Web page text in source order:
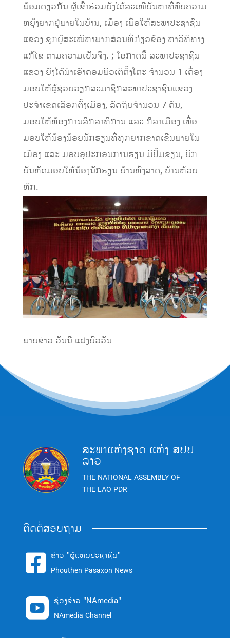
ພ້ອມດຽວກັນ ຜູ້ເຂົ້າຮ່ວມຍັງໄດ້ສະເໜີບັນຫາທີ່ພົບຄວາມ
ຫຍຸ້ງຍາກຢູ່ພາຍໃນບ້ານ, ເມືອງ ເພື່ອໃຫ້ສະພາປະຊາຊົນ
ແຂວງ ຊຸກຍູ້ສະເໜີຫາພາກສ່ວນທີ່ກ່ຽວຂ້ອງ ຫາວິທີທາງ
ແກ້ໄຂ ຕາມຄວາມເປັນຈິງ. ; ໂອກາດນີ້ ສະພາປະຊາຊົນ
ແຂວງ ຍັງໄດ້ນໍາເອົາຄອມພິວເຕີຕັ້ງໂຕະ ຈຳນວນ 1 ເຄື່ອງ
ມອບໃຫ້ຜູ້ຊ່ວຍວຽກສະມາຊິກສະພາປະຊາຊົນແຂວງ
ປະຈຳເຂດເລືອກຕັ້ງເມືອງ, ລົດຖີບຈໍານວນ 7 ຄັນ,
ມອບໃຫ້ຫ້ອງການສຶກສາທິການ ແລະ ກິລາເມືອງ ເພື່ອ
ມອບໃຫ້ນ້ອງນ້ອຍນັກຮຽນທີ່ທຸກຍາກຂາດເຂີນພາຍໃນ
ເມືອງ ແລະ ມອບອຸປະກອນການຮຽນ ມີປື້ມຂຽນ, ບິກ
ບັນທັດມອບໃຫ້ນ້ອງນັກຮຽນ ບ້ານທົ່ງລາດ, ບ້ານຫ້ວຍ
ຫົກ.
ພາບຂ່າວ ວັນນີ ແຝງບົວວັນ
ສະພາແຫ່ງຊາດ ແຫ່ງ ສປປ
ລາວ
THE NATIONAL ASSEMBLY OF
THE LAO PDR
ຕິດຕໍ່ສອບຖາມ
 ຂ່າວ "ຜູ້ແທນປະຊາຊົນ"
Phouthen Pasaxon News
 ຊ່ອງຂ່າວ "NAmedia"
NAmedia Channel